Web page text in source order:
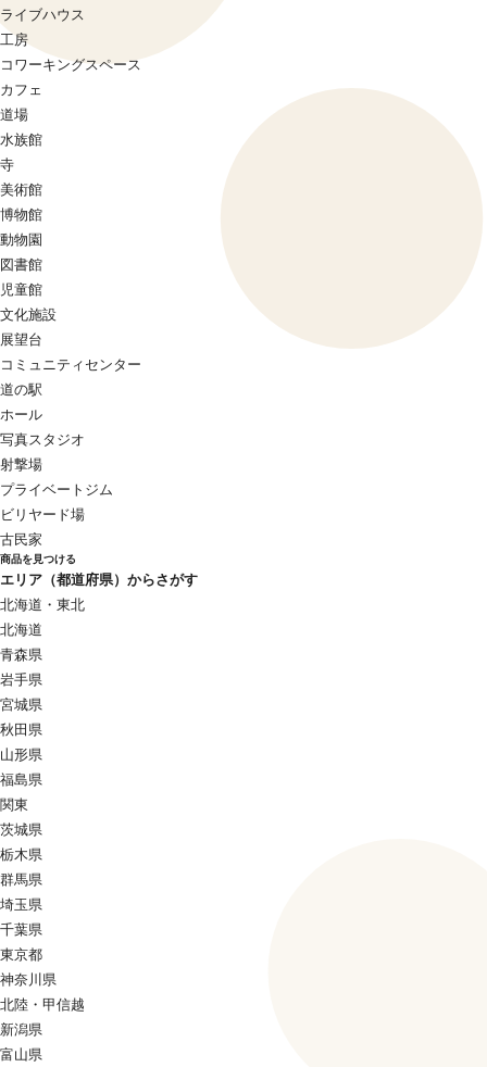
ライブハウス
工房
コワーキングスペース
カフェ
道場
水族館
寺
美術館
博物館
動物園
図書館
児童館
文化施設
展望台
コミュニティセンター
道の駅
ホール
写真スタジオ
射撃場
プライベートジム
ビリヤード場
古民家
商品を見つける
エリア（都道府県）からさがす
北海道・東北
北海道
青森県
岩手県
宮城県
秋田県
山形県
福島県
関東
茨城県
栃木県
群馬県
埼玉県
千葉県
東京都
神奈川県
北陸・甲信越
新潟県
富山県